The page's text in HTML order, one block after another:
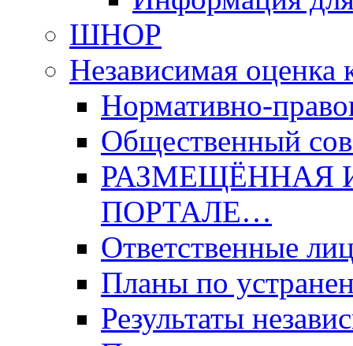
ШНОР
Независимая оценка
Нормативно-
Общественный
РАЗМЕЩЁННАЯ
ПОРТАЛЕ…
Ответственные
Планы по
Результаты